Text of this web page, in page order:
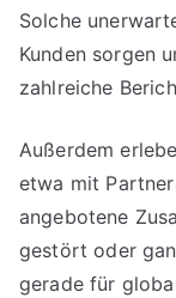
Solche
Kunden sorgen
zahlreiche
Außerdem
etwa mit
angebotene
gestört oder
gerade für